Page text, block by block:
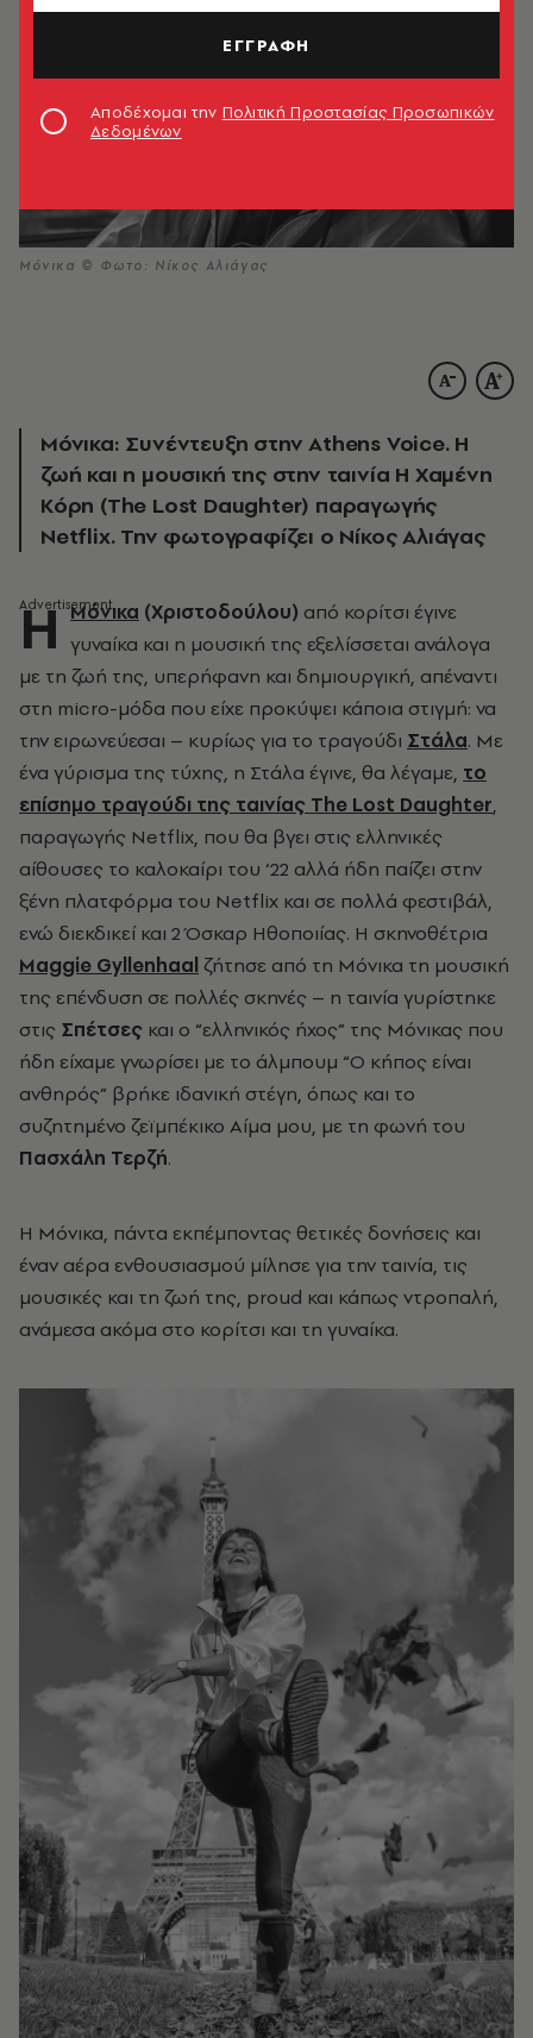
Μόνικα © Φωτο: Νίκος Αλιάγας
Μόνικα: Συνέντευξη στην Athens Voice. Η
ζωή και η μουσική της στην ταινία Η Χαμένη
Κόρη (The Lost Daughter) παραγωγής
Netflix. Την φωτογραφίζει ο Νίκος Αλιάγας
H Μόνικα (Χριστοδούλου) από κορίτσι έγινε
γυναίκα και η μουσική της εξελίσσεται ανάλογα
με τη ζωή της, υπερήφανη και δημιουργική, απέναντι
στη micro-μόδα που είχε προκύψει κάποια στιγμή: να
την ειρωνεύεσαι – κυρίως για το τραγούδι Στάλα. Με
ένα γύρισμα της τύχης, η Στάλα έγινε, θα λέγαμε, το
επίσημο τραγούδι της ταινίας The Lost Daughter,
παραγωγής Netflix, που θα βγει στις ελληνικές
αίθουσες το καλοκαίρι του ‘22 αλλά ήδη παίζει στην
ξένη πλατφόρμα του Netflix και σε πολλά φεστιβάλ,
ενώ διεκδικεί και 2 Όσκαρ Ηθοποιίας. Η σκηνοθέτρια
Maggie Gyllenhaal ζήτησε από τη Μόνικα τη μουσική
της επένδυση σε πολλές σκηνές – η ταινία γυρίστηκε
στις Σπέτσες και ο “ελληνικός ήχος” της Μόνικας που
ήδη είχαμε γνωρίσει με το άλμπουμ “Ο κήπος είναι
ανθηρός” βρήκε ιδανική στέγη, όπως και το
συζητημένο ζεϊμπέκικο Αίμα μου, με τη φωνή του
Πασχάλη Τερζή.
Η Μόνικα, πάντα εκπέμποντας θετικές δονήσεις και
έναν αέρα ενθουσιασμού μίλησε για την ταινία, τις
μουσικές και τη ζωή της, proud και κάπως ντροπαλή,
ανάμεσα ακόμα στο κορίτσι και τη γυναίκα.
ΕΓΓΡΑΦΗ
Αποδέχομαι την Πολιτική Προστασίας Προσωπικών
Δεδομένων